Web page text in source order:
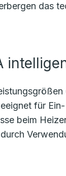
das
für
beim